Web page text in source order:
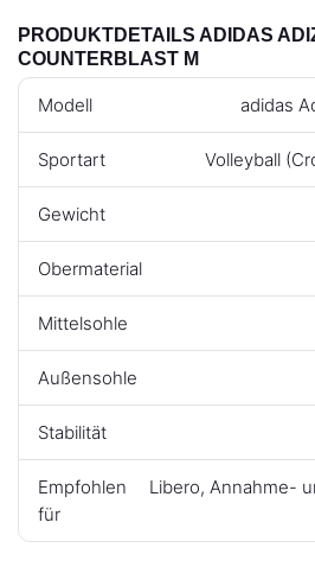
PRODUKTDETAILS ADIDAS
COUNTERBLAST M
Modell adidas
Sportart Volleyball
Gewicht
Obermaterial
Mittelsohle
Außensohle
Stabilität
Empfohlen
für
Libero, Annahme-